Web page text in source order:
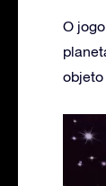
O
objeto